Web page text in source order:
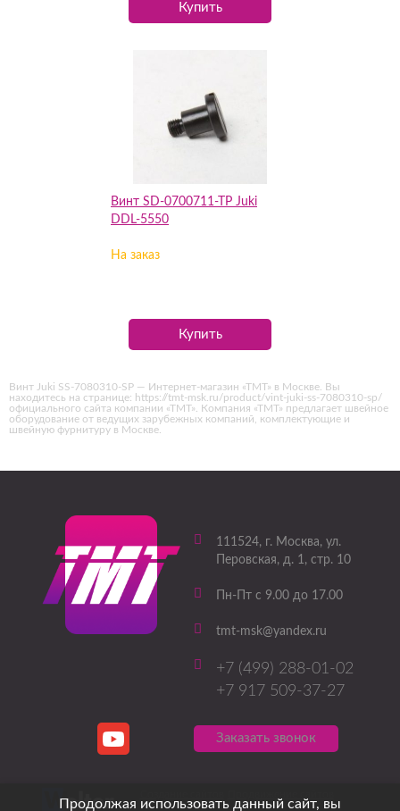
Купить
Винт SD-0700711-TP Juki
DDL-5550
На заказ
Купить
Винт Juki SS-7080310-SP — Интернет-магазин «ТМТ» в Москве. Вы
находитесь на странице: https://tmt-msk.ru/product/vint-juki-ss-7080310-sp/
официального сайта компании «ТМТ». Компания «ТМТ» предлагает швейное
оборудование от ведущих зарубежных компаний, комплектующие и
швейную фурнитуру в Москве.
111524, г. Москва, ул.
Перовская, д. 1, стр. 10
Пн-Пт с 9.00 до 17.00
tmt-msk@yandex.ru
+7 (499) 288-01-02
+7 917 509-37-27
Заказать звонок
Продолжая использовать данный сайт, вы